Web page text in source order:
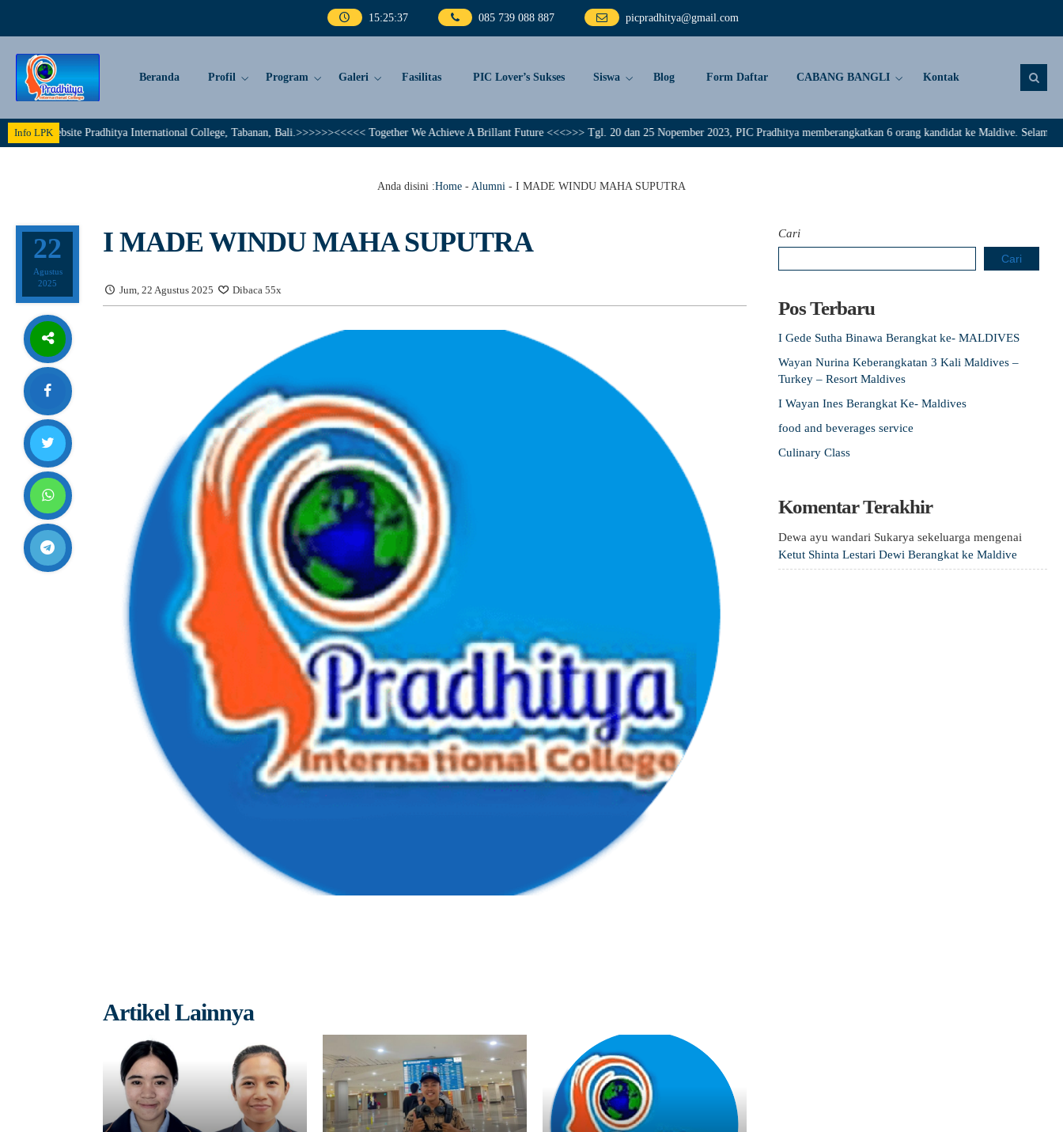
15:25:38 085 739 088 887 picpradhitya@gmail.com
Beranda Profil Program Galeri Fasilitas PIC Lover’s Sukses Siswa Blog Form Daftar CABANG BANGLI Kontak
Info LPKPradhitya International College, Tabanan, Bali.>>>>>><<<<< Together We Achieve A Brillant Future <<<>>> Tgl. 20 dan 25 Nopember 2023, PIC Pradhitya memberangkatkan 6 orang kandidat ke Maldive. Selamat kepada :
Anda disini :Home - Alumni - I MADE WINDU MAHA SUPUTRA
22
Agustus
2025
I MADE WINDU MAHA SUPUTRA
Jum, 22 Agustus 2025 Dibaca 55x
Artikel Lainnya
Cari
Cari
Pos Terbaru
I Gede Sutha Binawa Berangkat ke- MALDIVES
Wayan Nurina Keberangkatan 3 Kali Maldives –
Turkey – Resort Maldives
I Wayan Ines Berangkat Ke- Maldives
food and beverages service
Culinary Class
Komentar Terakhir
Dewa ayu wandari Sukarya sekeluarga mengenai
Ketut Shinta Lestari Dewi Berangkat ke Maldive